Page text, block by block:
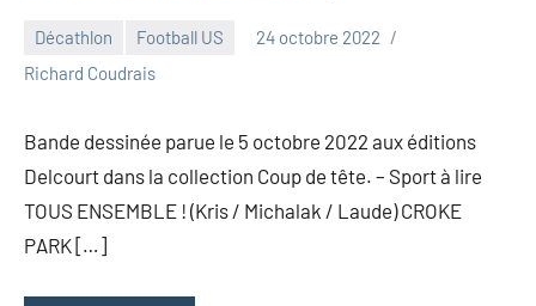
Décathlon Football US
24 octobre 2022
Richard Coudrais
Bande dessinée parue le 5 octobre 2022 aux éditions
Delcourt dans la collection Coup de tête. – Sport à lire
TOUS ENSEMBLE ! (Kris / Michalak / Laude) CROKE
PARK […]